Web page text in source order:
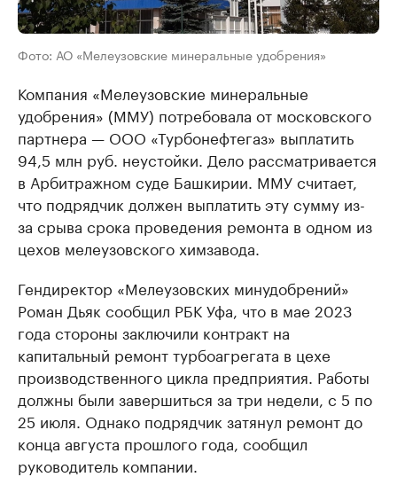
Фото: АО «Мелеузовские минеральные удобрения»
Компания «Мелеузовские минеральные
удобрения» (ММУ) потребовала от московского
партнера — ООО «Турбонефтегаз» выплатить
94,5 млн руб. неустойки. Дело рассматривается
в Арбитражном суде Башкирии. ММУ считает,
что подрядчик должен выплатить эту сумму из-
за срыва срока проведения ремонта в одном из
цехов мелеузовского химзавода.
Гендиректор «Мелеузовских минудобрений»
Роман Дьяк сообщил РБК Уфа, что в мае 2023
года стороны заключили контракт на
капитальный ремонт турбоагрегата в цехе
производственного цикла предприятия. Работы
должны были завершиться за три недели, с 5 по
25 июля. Однако подрядчик затянул ремонт до
конца августа прошлого года, сообщил
руководитель компании.